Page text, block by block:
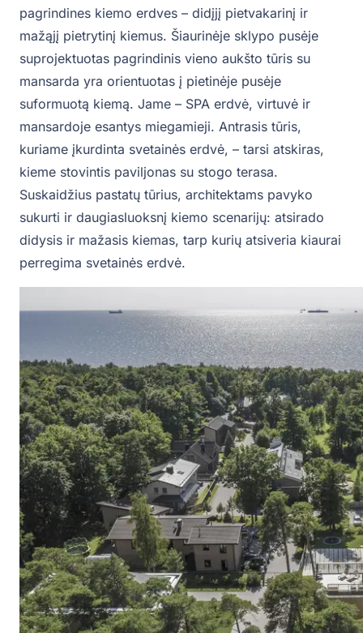
pagrindines kiemo erdves – didįjį pietvakarinį ir
mažąjį pietrytinį kiemus. Šiaurinėje sklypo pusėje
suprojektuotas pagrindinis vieno aukšto tūris su
mansarda yra orientuotas į pietinėje pusėje
suformuotą kiemą. Jame – SPA erdvė, virtuvė ir
mansardoje esantys miegamieji. Antrasis tūris,
kuriame įkurdinta svetainės erdvė, – tarsi atskiras,
kieme stovintis paviljonas su stogo terasa.
Suskaidžius pastatų tūrius, architektams pavyko
sukurti ir daugiasluoksnį kiemo scenarijų: atsirado
didysis ir mažasis kiemas, tarp kurių atsiveria kiaurai
perregima svetainės erdvė.